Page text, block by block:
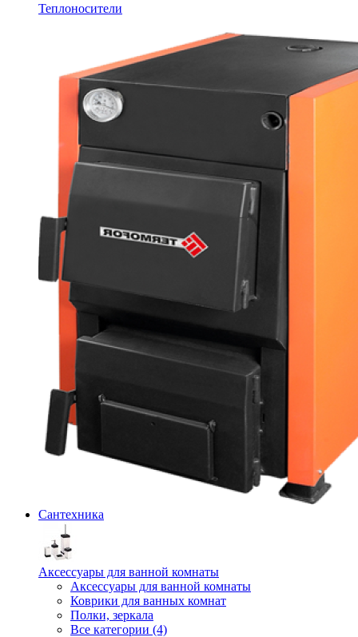
Теплоносители
Сантехника
Аксессуары для ванной комнаты
Аксессуары для ванной комнаты
Коврики для ванных комнат
Полки, зеркала
Все категории (4)